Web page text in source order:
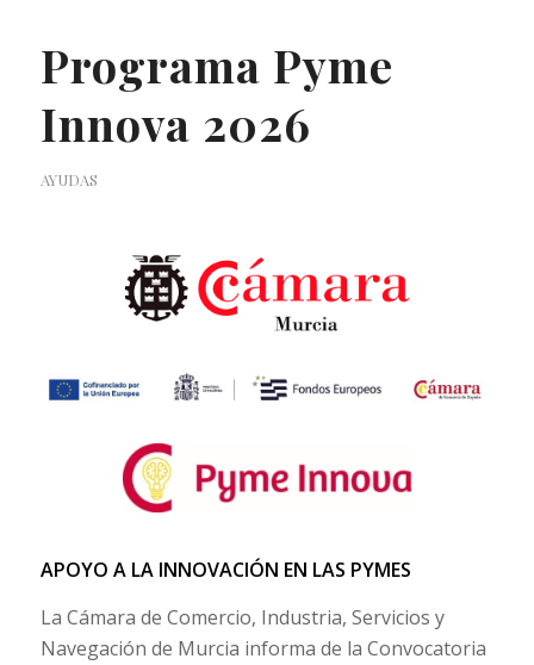
Programa Pyme
Innova 2026
AYUDAS
APOYO A LA INNOVACIÓN EN LAS PYMES
La Cámara de Comercio, Industria, Servicios y
Navegación de Murcia informa de la Convocatoria